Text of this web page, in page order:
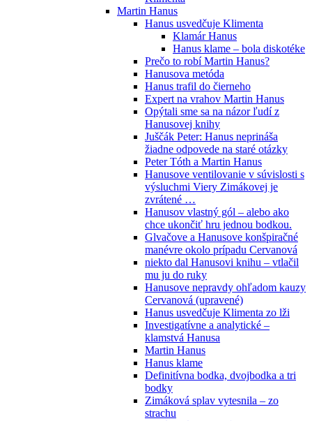
Martin Hanus
Hanus usvedčuje Klimenta
Klamár Hanus
Hanus klame – bola diskotéke
Prečo to robí Martin Hanus?
Hanusova metóda
Hanus trafil do čierneho
Expert na vrahov Martin Hanus
Opýtali sme sa na názor ľudí z
Hanusovej knihy
Juščák Peter: Hanus neprináša
žiadne odpovede na staré otázky
Peter Tóth a Martin Hanus
Hanusove ventilovanie v súvislosti s
výsluchmi Viery Zimákovej je
zvrátené …
Hanusov vlastný gól – alebo ako
chce ukončiť hru jednou bodkou.
Glvačove a Hanusove konšpiračné
manévre okolo prípadu Cervanová
niekto dal Hanusovi knihu – vtlačil
mu ju do ruky
Hanusove nepravdy ohľadom kauzy
Cervanová (upravené)
Hanus usvedčuje Klimenta zo lži
Investigatívne a analytické –
klamstvá Hanusa
Martin Hanus
Hanus klame
Definitívna bodka, dvojbodka a tri
bodky
Zimáková splav vytesnila – zo
strachu